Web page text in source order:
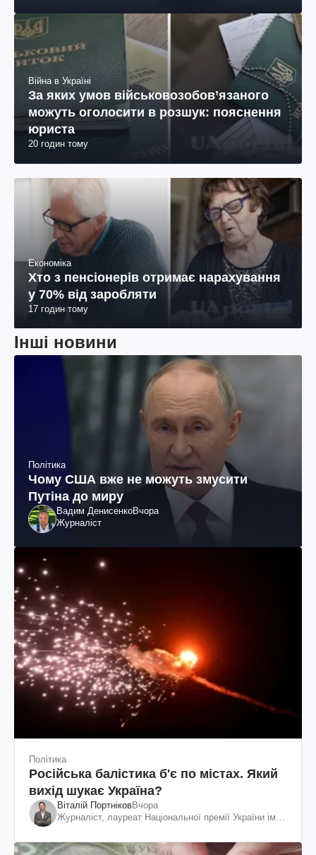
Війна в Україні
За яких умов військовозобов’язаного
можуть оголосити в розшук: пояснення
юриста
20 годин тому
Економіка
Хто з пенсіонерів отримає нарахування
у 70% від заробляти
17 годин тому
Інші новини
Політика
Чому США вже не можуть змусити
Путіна до миру
Вадим ДенисенкоВчора
Журналіст
Політика
Російська балістика б'є по містах. Який
вихід шукає Україна?
Віталій ПортніковВчора
Журналіст, лауреат Національної премії України ім.